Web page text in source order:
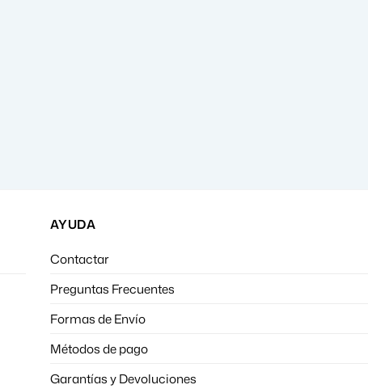
AYUDA
Contactar
Preguntas Frecuentes
Formas de Envío
Métodos de pago
Garantías y Devoluciones